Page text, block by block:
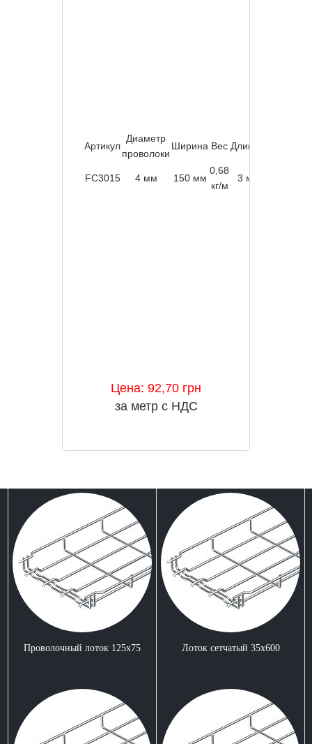
Артикул
Диаметр
проволоки
Ширина Вес Длина
FC3015 4 мм 150 мм
0,68
кг/м
3 м
Цена: 92,70 грн
за метр с НДС
Проволочный лоток 125x75 Лоток сетчатый 35x600